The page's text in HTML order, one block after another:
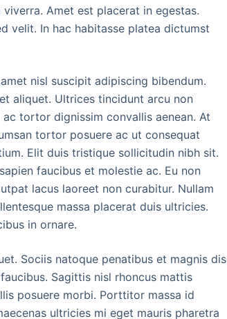
Amet est placerat in egestas.
velit. In hac habitasse platea dictumst
nisl suscipit adipiscing bibendum.
aliquet. Ultrices tincidunt arcu non
tortor dignissim convallis aenean. At
tortor posuere ac ut consequat
Elit duis tristique sollicitudin nibh sit.
faucibus et molestie ac. Eu non
lacus laoreet non curabitur. Nullam
massa placerat duis ultricies.
in ornare.
Sociis natoque penatibus et magnis dis
Sagittis nisl rhoncus mattis
posuere morbi. Porttitor massa id
ultricies mi eget mauris pharetra